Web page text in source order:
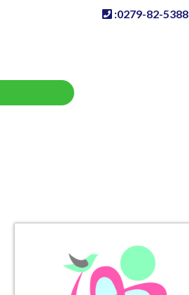
:0279-82-5388